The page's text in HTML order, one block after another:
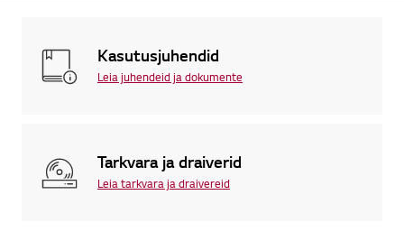
Kasutusjuhendid
Leia juhendeid ja dokumente
Tarkvara ja draiverid
Leia tarkvara ja draivereid